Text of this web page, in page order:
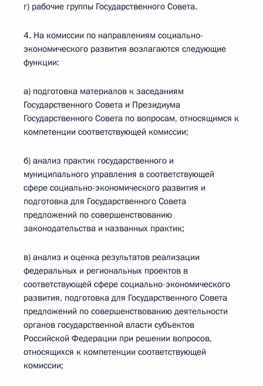
г) рабочие группы Государственного Совета.
4. На комиссии по направлениям социально-
экономического развития возлагаются следующие
функции:
а) подготовка материалов к заседаниям
Государственного Совета и Президиума
Государственного Совета по вопросам, относящимся к
компетенции соответствующей комиссии;
б) анализ практик государственного и
муниципального управления в соответствующей
сфере социально-экономического развития и
подготовка для Государственного Совета
предложений по совершенствованию
законодательства и названных практик;
в) анализ и оценка результатов реализации
федеральных и региональных проектов в
соответствующей сфере социально-экономического
развития, подготовка для Государственного Совета
предложений по совершенствованию деятельности
органов государственной власти субъектов
Российской Федерации при решении вопросов,
относящихся к компетенции соответствующей
комиссии;